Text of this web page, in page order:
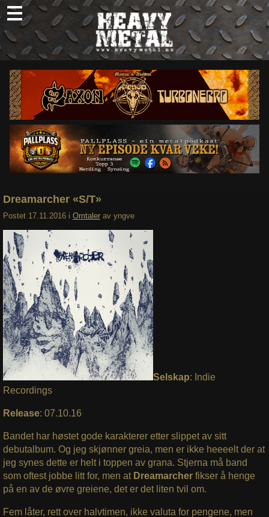
Skip
to
content
Nyheter
Omtaler
Intervjuer
Om oss
Abonner
Søk
Dreamarcher «S/T»
Postet 17.11.2016 i Omtaler av yngve
Selskap: Indie
Recordings
Release: 07.10.16
Bandet har høstet gode karakterer etter slippet av sitt
debutalbum. Og jeg skjønner greia, men er ikke heeeelt der at
jeg synes dette er helt i toppen av grana. Stjerna må band
som oftest jobbe litt for, men at Dreamarcher fikser å henge
på en av de øvre greiene, det er det liten tvil om.
Fem låter, rett over halvtimen, ikke valuta for pengene, men